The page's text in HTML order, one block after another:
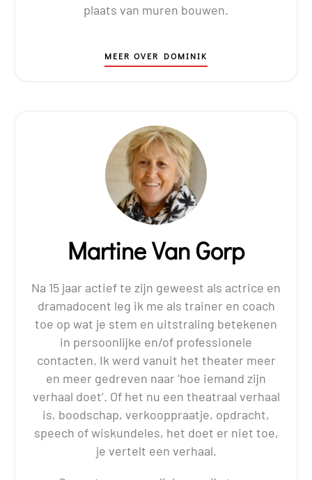
plaats van muren bouwen.
MEER OVER DOMINIK
Martine Van Gorp
Na 15 jaar actief te zijn geweest als actrice en
dramadocent leg ik me als trainer en coach
toe op wat je stem en uitstraling betekenen
in persoonlijke en/of professionele
contacten. Ik werd vanuit het theater meer
en meer gedreven naar ‘hoe iemand zijn
verhaal doet’. Of het nu een theatraal verhaal
is, boodschap, verkooppraatje, opdracht,
speech of wiskundeles, het doet er niet toe,
je vertelt een verhaal.